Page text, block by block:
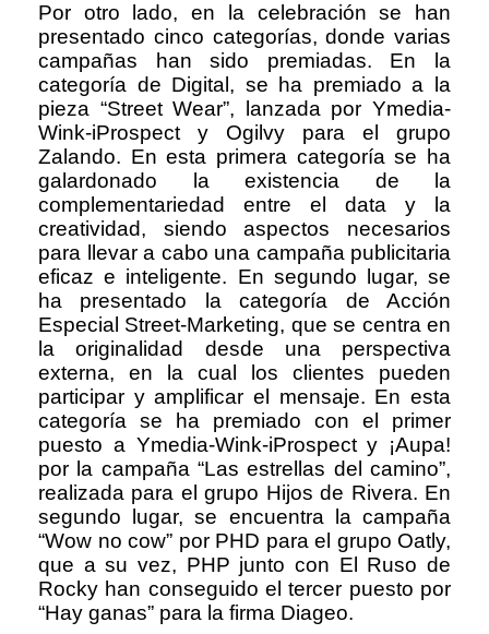
Por otro lado, en la celebración se han
presentado cinco categorías, donde varias
campañas han sido premiadas. En la
categoría de Digital, se ha premiado a la
pieza “Street Wear”, lanzada por Ymedia-
Wink-iProspect y Ogilvy para el grupo
Zalando. En esta primera categoría se ha
galardonado la existencia de la
complementariedad entre el data y la
creatividad, siendo aspectos necesarios
para llevar a cabo una campaña publicitaria
eficaz e inteligente. En segundo lugar, se
ha presentado la categoría de Acción
Especial Street-Marketing, que se centra en
la originalidad desde una perspectiva
externa, en la cual los clientes pueden
participar y amplificar el mensaje. En esta
categoría se ha premiado con el primer
puesto a Ymedia-Wink-iProspect y ¡Aupa!
por la campaña “Las estrellas del camino”,
realizada para el grupo Hijos de Rivera. En
segundo lugar, se encuentra la campaña
“Wow no cow” por PHD para el grupo Oatly,
que a su vez, PHP junto con El Ruso de
Rocky han conseguido el tercer puesto por
“Hay ganas” para la firma Diageo.